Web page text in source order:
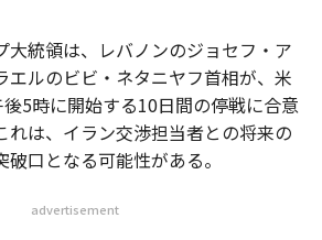
大統領は、レバノンのジョセフ・ア
エルのビビ・ネタニヤフ首相が、米
5時に開始する10日間の停戦に合意
れは、イラン交渉担当者との将来の
口となる可能性がある。
advertisement